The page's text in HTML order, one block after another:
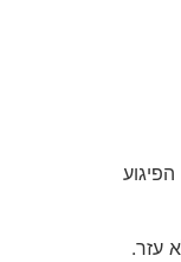
עזר.